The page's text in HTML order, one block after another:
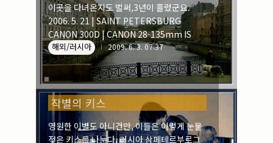
이곳을 다녀온지도 벌써,3년이 흘렀군요.
2006. 5. 21 | SAINT PETERSBURG
CANON 300D | CANON 28-135mm IS
해외/러시아 2009. 6. 3. 07:37
작별의 키스
영원한 이별도 아니건만, 이들은 이렇게 눈물
젖은 키스를 나눈다. 러시아 상페테르부르그